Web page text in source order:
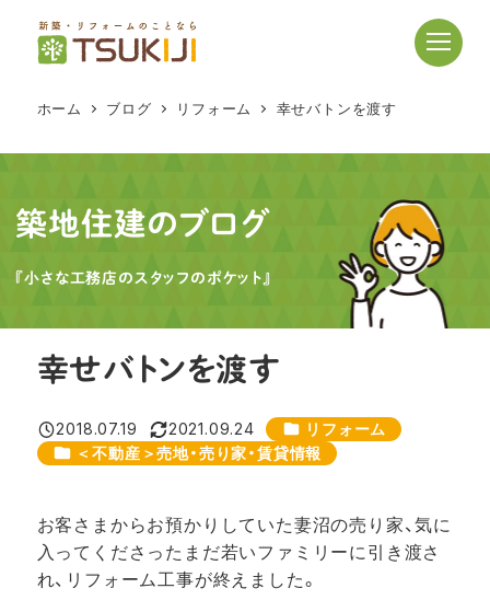
テ
ツ
へ
移
ホーム ブログ リフォーム 幸せバトンを渡す
築地住建のブログ
『小さな工務店のスタッフのポケット』
幸せバトンを渡す
投稿日
2018.07.19
更新日
2021.09.24 カテゴリー
リフォーム
カテゴリー
＜不動産＞売地・売り家・賃貸情報
お客さまからお預かりしていた妻沼の売り家、気に
入ってくださったまだ若いファミリーに引き渡さ
れ、リフォーム工事が終えました。